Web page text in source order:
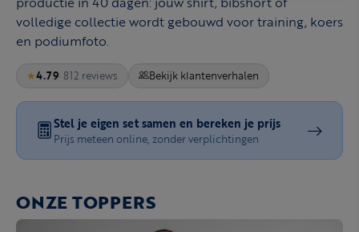
volledige collectie wordt gebouwd voor training, koers
en podiumfoto.
★4.79· 812 reviews Bekijk klantenverhalen
Stel je eigen set samen en bereken je prijs
Prijs meteen online, zonder verplichtingen
ONZE TOPPERS